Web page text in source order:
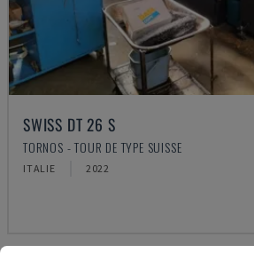
SWISS DT 26 S
TORNOS - TOUR DE TYPE SUISSE
ITALIE 2022